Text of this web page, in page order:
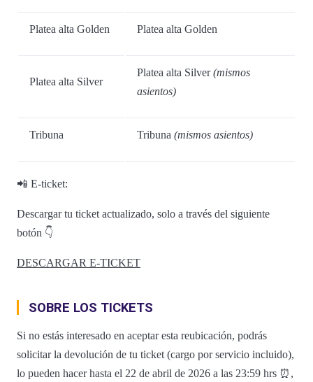
Platea alta Golden Platea alta Golden
Platea alta Silver
Platea alta Silver(mismos
asientos)
Tribuna Tribuna (mismos asientos)
📲 E-ticket:
Descargar tu ticket actualizado, solo a través del siguiente
botón 👇
DESCARGAR E-TICKET
SOBRE LOS TICKETS
Si no estás interesado en aceptar esta reubicación, podrás
solicitar la devolución de tu ticket (cargo por servicio incluido),
lo pueden hacer hasta el 22 de abril de 2026 a las 23:59 hrs ⏰,